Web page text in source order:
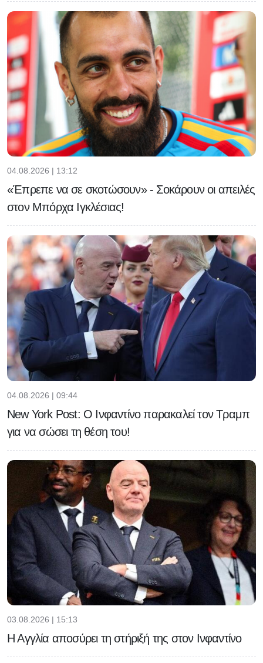
04.08.2026 | 13:12
«Έπρεπε να σε σκοτώσουν» - Σοκάρουν οι απειλές
στον Μπόρχα Ιγκλέσιας!
04.08.2026 | 09:44
New York Post: Ο Ινφαντίνο παρακαλεί τον Τραμπ
για να σώσει τη θέση του!
03.08.2026 | 15:13
Η Αγγλία αποσύρει τη στήριξή της στον Ινφαντίνο